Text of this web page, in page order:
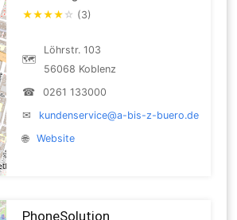
★★★★ ☆ (3)
🗺
Löhrstr. 103
56068 Koblenz
☎
0261 133000
✉
kundenservice@a-bis-z-buero.de
🌐
Website
PhoneSolution